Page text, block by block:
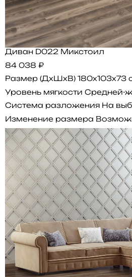
Диван D022 Микстоил
84 038 ₽
Размер (ДхШхВ) 180x103x73
Уровень мягкости Средней-
Система разложения На
Изменение размера